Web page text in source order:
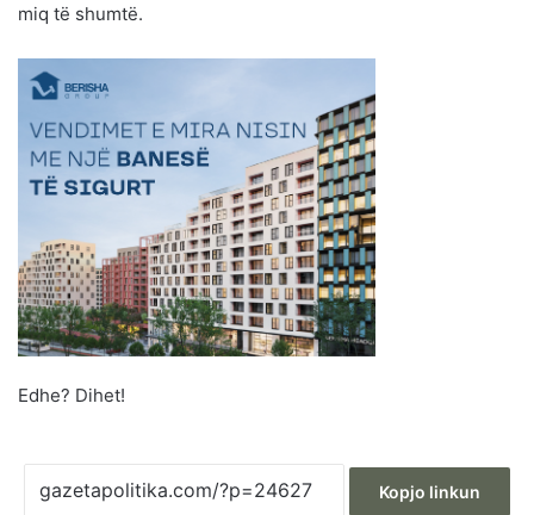
miq të shumtë.
Edhe? Dihet!
Kopjo linkun